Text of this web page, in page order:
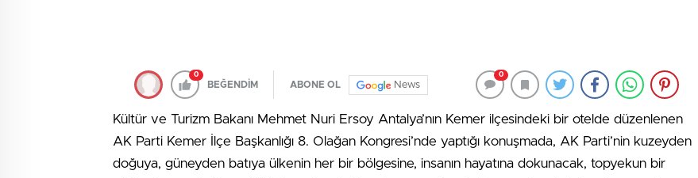
0
BEĞENDİM ABONE OL News
0
Kültür ve Turizm Bakanı Mehmet Nuri Ersoy Antalya’nın Kemer ilçesindeki bir otelde düzenlenen
AK Parti Kemer İlçe Başkanlığı 8. Olağan Kongresi’nde yaptığı konuşmada, AK Parti’nin kuzeyden
doğuya, güneyden batıya ülkenin her bir bölgesine, insanın hayatına dokunacak, topyekun bir